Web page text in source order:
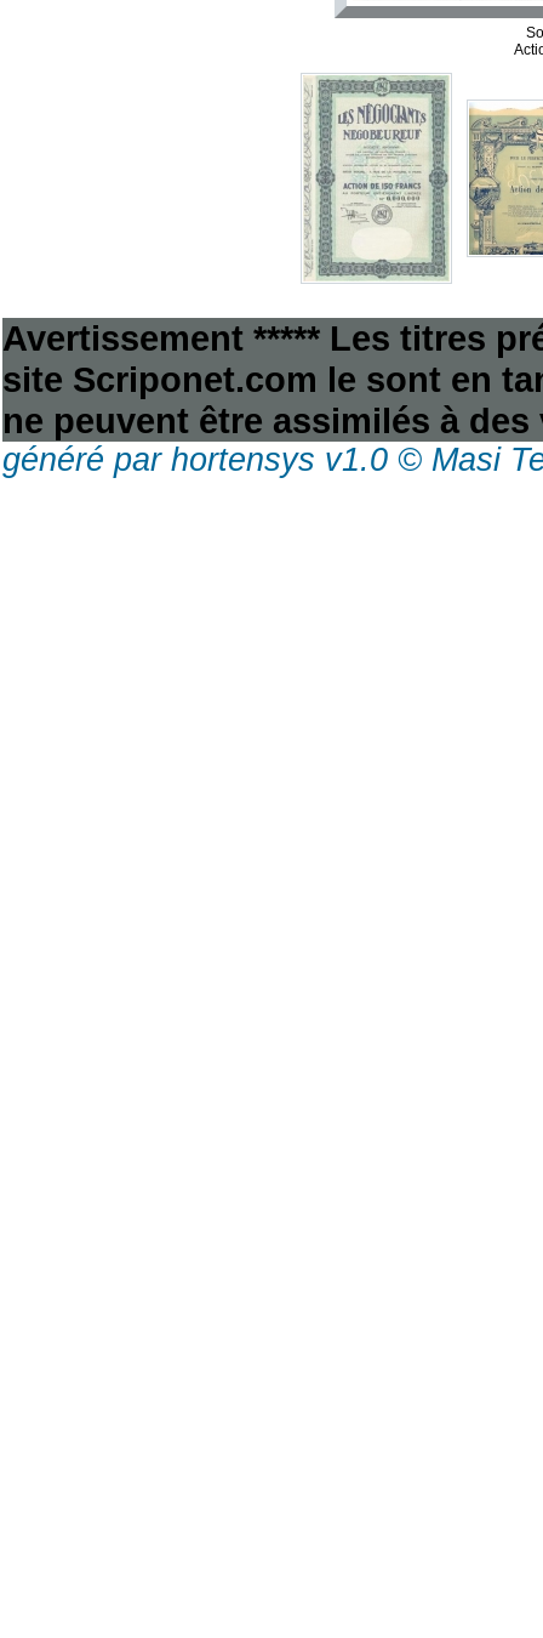
Avertissement ***** Les titres
site Scriponet.com le sont en
ne peuvent être assimilés à
généré par hortensys v1.0 © Masi